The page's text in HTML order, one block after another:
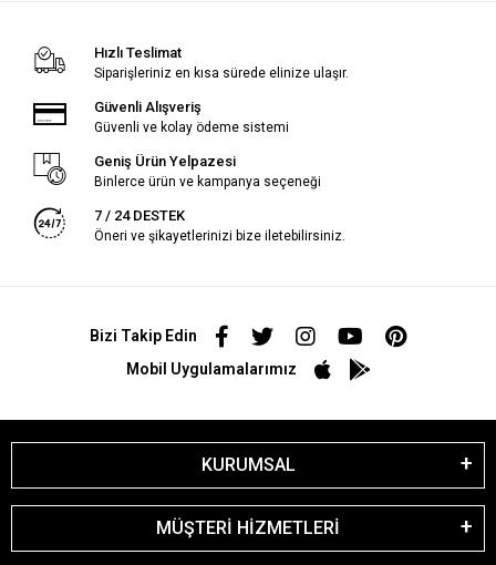
Hızlı Teslimat
Siparişleriniz en kısa sürede elinize ulaşır.
Güvenli Alışveriş
Güvenli ve kolay ödeme sistemi
Geniş Ürün Yelpazesi
Binlerce ürün ve kampanya seçeneği
7 / 24 DESTEK
Öneri ve şikayetlerinizi bize iletebilirsiniz.
Bizi Takip Edin
Mobil Uygulamalarımız
KURUMSAL
MÜŞTERİ HİZMETLERİ